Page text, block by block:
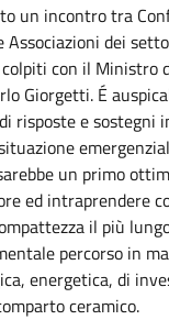
un incontro tra
Associazioni dei
con il Ministro
Giorgetti. É
risposte e sostegni
un primo
ed intraprendere
il più
percorso in
energetica, di
ceramico.